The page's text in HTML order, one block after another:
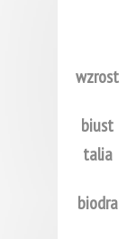
wzrost
biust
talia
biodra